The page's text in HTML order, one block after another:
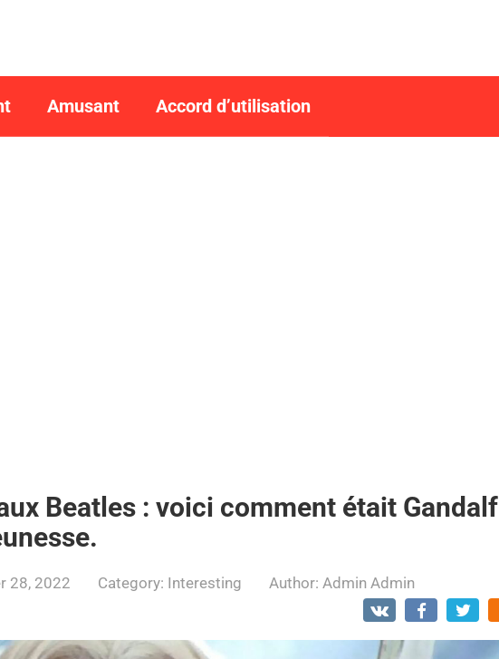
Amusant Accord d’utilisation
Beatles : voici comment était Gandalf
28, 2022 Category: Interesting Author: Admin Admin